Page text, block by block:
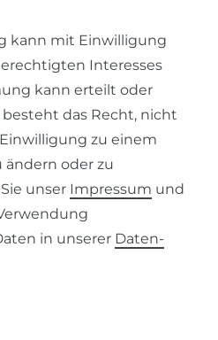
kann mit Einwilligung
Interesses
kann erteilt oder
das Recht, nicht
zu einem
oder zu
unser Impressum und
in unserer Daten­